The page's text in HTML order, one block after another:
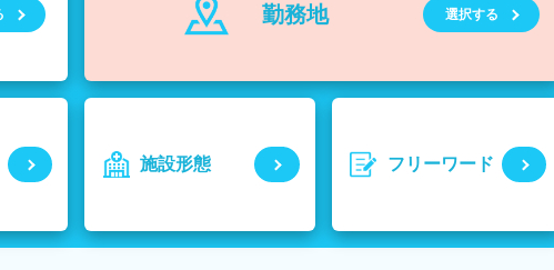
勤務地 選択する
施設形態 フリーワード